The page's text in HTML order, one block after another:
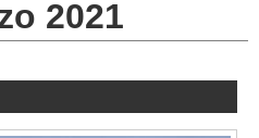
2021